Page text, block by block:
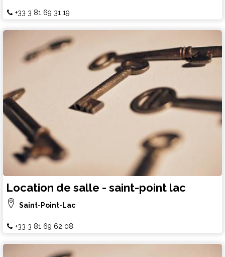
+33 3 81 69 31 19
Location de salle - saint-point lac
Saint-Point-Lac
+33 3 81 69 62 08